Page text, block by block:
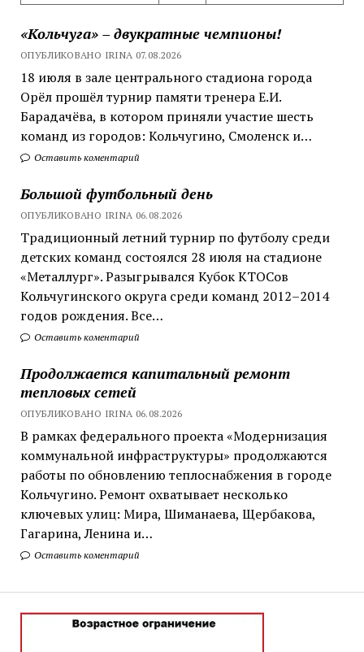
«Кольчуга» – двукратные чемпионы!
ОПУБЛИКОВАНО IRINA 07.08.2026
18 июля в зале центрального стадиона города
Орёл прошёл турнир памяти тренера Е.И.
Барадачёва, в котором приняли участие шесть
команд из городов: Кольчугино, Смоленск и…
Оставить коментарий
Большой футбольный день
ОПУБЛИКОВАНО IRINA 06.08.2026
Традиционный летний турнир по футболу среди
детских команд состоялся 28 июля на стадионе
«Металлург». Разыгрывался Кубок КТОСов
Кольчугинского округа среди команд 2012–2014
годов рождения. Все…
Оставить коментарий
Продолжается капитальный ремонт
тепловых сетей
ОПУБЛИКОВАНО IRINA 06.08.2026
В рамках федерального проекта «Модернизация
коммунальной инфраструктуры» продолжаются
работы по обновлению теплоснабжения в городе
Кольчугино. Ремонт охватывает несколько
ключевых улиц: Мира, Шиманаева, Щербакова,
Гагарина, Ленина и…
Оставить коментарий